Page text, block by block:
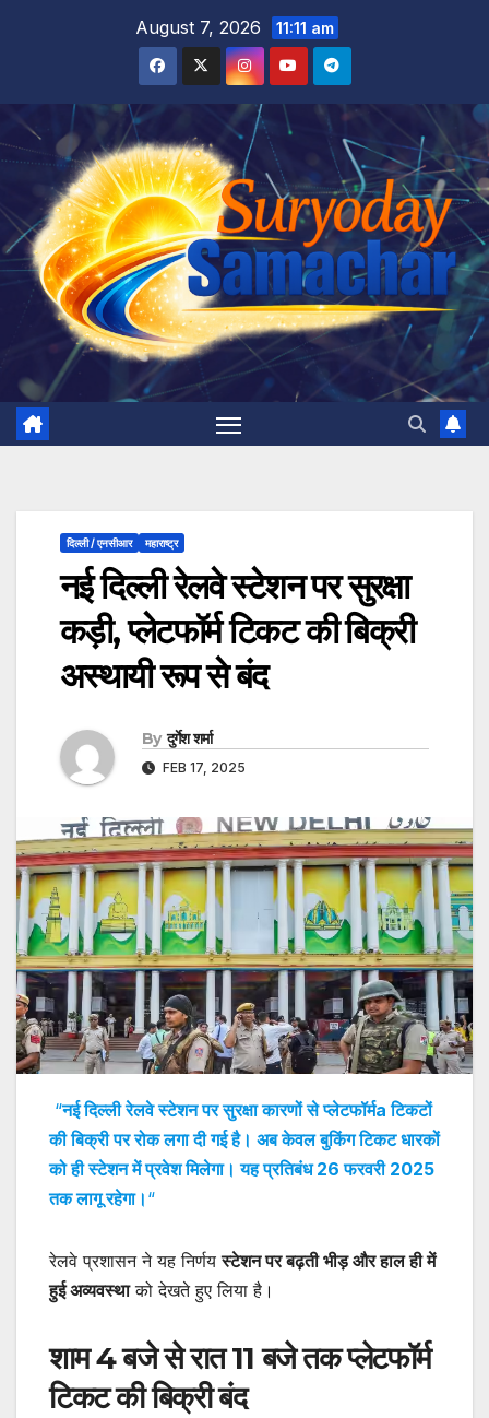
August 7, 2026 11:11 am
दिल्ली / एनसीआर महाराष्ट्र
नई दिल्ली रेलवे स्टेशन पर सुरक्षा
कड़ी, प्लेटफॉर्म टिकट की बिक्री
अस्थायी रूप से बंद
By दुर्गेश शर्मा
FEB 17, 2025
“नई दिल्ली रेलवे स्टेशन पर सुरक्षा कारणों से प्लेटफॉर्मa टिकटों
की बिक्री पर रोक लगा दी गई है। अब केवल बुकिंग टिकट धारकों
को ही स्टेशन में प्रवेश मिलेगा। यह प्रतिबंध 26 फरवरी 2025
तक लागू रहेगा। “
रेलवे प्रशासन ने यह निर्णयस्टेशन पर बढ़ती भीड़ और हाल ही में
हुई अव्यवस्थाको देखते हुए लिया है।
शाम 4 बजे से रात 11 बजे तक प्लेटफॉर्म
टिकट की बिक्री बंद